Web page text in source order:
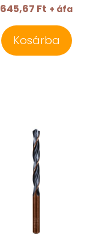
645,67 Ft + áfa
Kosárba